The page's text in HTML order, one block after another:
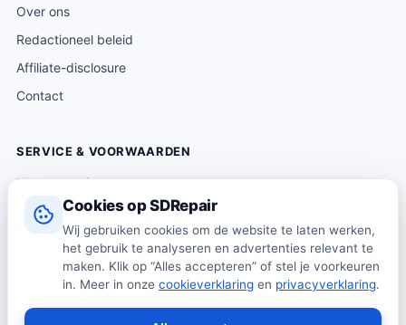
Cookies op SDRepair
Wij gebruiken cookies om de website te laten werken,
het gebruik te analyseren en advertenties relevant te
maken. Klik op “Alles accepteren” of stel je voorkeuren
in. Meer in onze cookieverklaring en privacyverklaring.
Over ons
Redactioneel beleid
Affiliate-disclosure
Contact
SERVICE & VOORWAARDEN
Klantenservice
Verzending & levering
Retourneren
Algemene voorwaarden